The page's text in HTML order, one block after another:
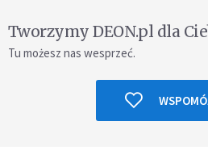
Tworzymy DEON.pl dla
Tu możesz nas wesprzeć.